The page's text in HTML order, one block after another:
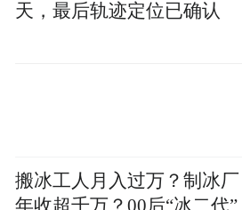
天，最后轨迹定位已确认
搬冰工人月入过万？制冰厂
年收超千万？00后“冰二代”